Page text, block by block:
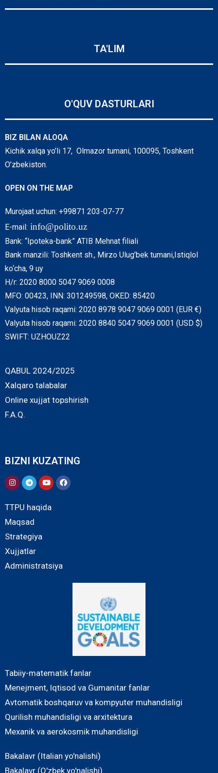
TA'LIM
O'QUV DASTURLARI
BIZ BILAN ALOQA
Kichik xalqa yo’li 17, Olmazor tumani, 100095, Toshkent
O’zbekiston.
OPEN ON THE MAP
Murojaat uchun: +99871 203-07-77
E-mail: info@polito.uz
Bank: “Ipoteka-bank” ATIB Mehnat filiali
Bank manzili: Toshkent sh., Mirzo Ulug’bek tumani,Istiqlol
ko‘cha, 9 uy
H/r: 2020 8000 5047 9069 0008
MFO: 00423, INN: 301249598, OKED: 85420
Valyuta hisob raqami: 2020 8978 9047 9069 0001 (EUR €)
Valyuta hisob raqami: 2020 8840 5047 9069 0001 (USD $)
SWIFT: UZHOUZ22
QABUL 2024/2025
Xalqaro talabalar
Online xujjat topshirish
F.A.Q.
BIZNI KUZATING
TTPU haqida
Maqsad
Strategiya
Xujjatlar
Administratsiya
Tabiiy-matematik fanlar
Menejment, Iqtisod va Gumanitar fanlar
Avtomatik boshqaruv va kompyuter muhandisligi
Qurilish muhandisligi va arxitektura
Mexanik va aerokosmik muhandisligi
Bakalavr (Italian yo'nalishi)
Bakalavr (O'zbek yo'nalishi)